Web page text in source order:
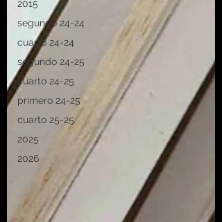
2015
segundo 24-24
cuarto 24-24
segundo 24-25
cuarto 24-25
primero 24-25
cuarto 25-25
2025
2026